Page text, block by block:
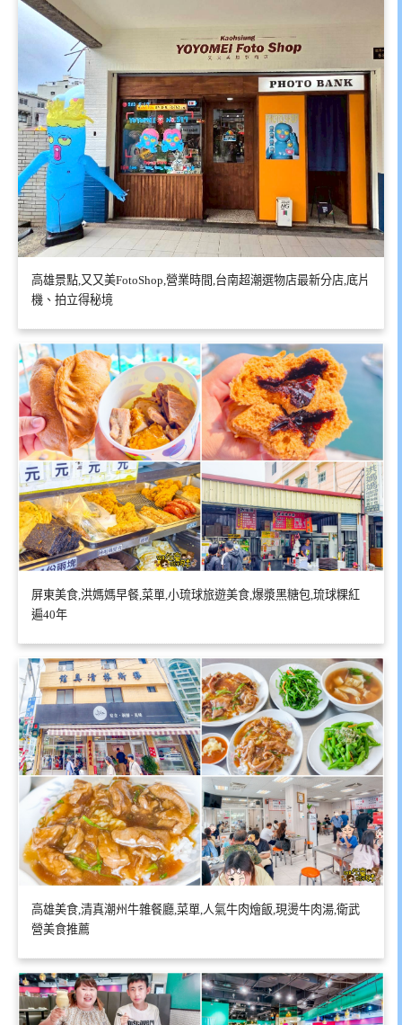
高雄景點,又又美FotoShop,營業時間,台南超潮選物店最新分店,底片
機、拍立得秘境
屏東美食,洪媽媽早餐,菜單,小琉球旅遊美食,爆漿黑糖包,琉球粿紅
遍40年
高雄美食,清真潮州牛雜餐廳,菜單,人氣牛肉燴飯,現燙牛肉湯,衛武
營美食推薦